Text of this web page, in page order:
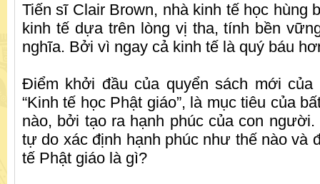
Tiến sĩ Clair Brown, nhà kinh tế học hùng
kinh tế dựa trên lòng vị tha, tính bền
nghĩa. Bởi vì ngay cả kinh tế là quý báu
Điểm khởi đầu của quyển sách mới của
“Kinh tế học Phật giáo”, là mục tiêu của
nào, bởi tạo ra hạnh phúc của con
tự do xác định hạnh phúc như thế nào và
tế Phật giáo là gì?